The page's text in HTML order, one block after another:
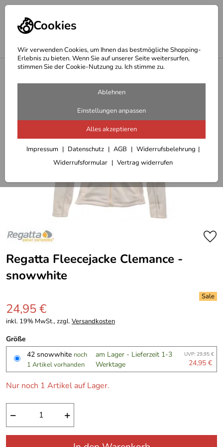
Cookies
Wir verwenden Cookies, um Ihnen das bestmögliche Shopping-
Erlebnis zu bieten. Wenn Sie auf unserer Seite weitersurfen,
stimmen Sie der Cookie-Nutzung zu. Ich stimme zu.
Ablehnen
Einstellungen anpassen
Alles akzeptieren
Impressum Datenschutz AGB
Widerrufsbelehrung
Widerrufsformular
Vertrag widerrufen
Outdoor Fleecejacken Fleecepullover Damen
Regatta Fleecejacke Clemance -
snowwhite
24,95 €
inkl. 19% MwSt., zzgl.Versandkosten
Größe
42 snowwhite noch
1 Artikel vorhanden
am Lager - Lieferzeit 1-3
Werktage
UVP: 29,95 €
24,95 €
Nur noch 1 Artikel auf Lager.
− +